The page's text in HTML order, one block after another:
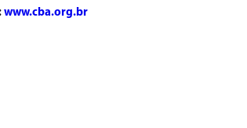
www.cba.org.br